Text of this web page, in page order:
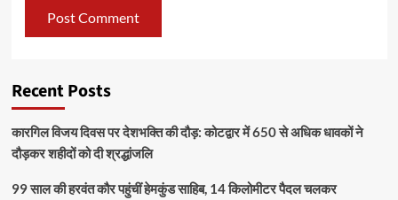
Recent Posts
कारगिल विजय दिवस पर देशभक्ति की दौड़: कोटद्वार में 650 से अधिक धावकों ने
दौड़कर शहीदों को दी श्रद्धांजलि
99 साल की हरवंत कौर पहुंचीं हेमकुंड साहिब, 14 किलोमीटर पैदल चलकर